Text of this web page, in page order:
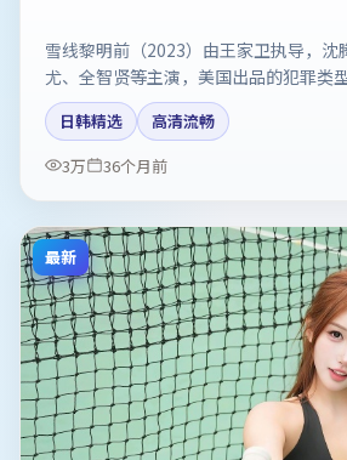
雪线黎明前（2023）由王家卫执导，
尤、全智贤等主演，美国出品的犯罪类
情节与反转的观众。剧情简介与主创信
映日期以片方资料为准。
日韩精选
高清流畅
3万
36个月前
最新